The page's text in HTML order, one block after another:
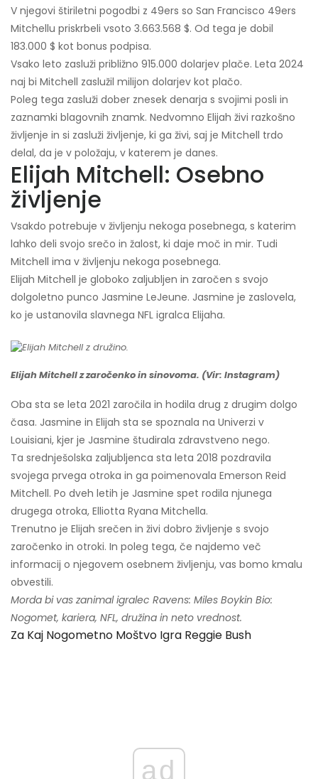
V njegovi štiriletni pogodbi z 49ers so San Francisco 49ers
Mitchellu priskrbeli vsoto 3.663.568 $. Od tega je dobil
183.000 $ kot bonus podpisa.
Vsako leto zasluži približno 915.000 dolarjev plače. Leta 2024
naj bi Mitchell zaslužil milijon dolarjev kot plačo.
Poleg tega zasluži dober znesek denarja s svojimi posli in
zaznamki blagovnih znamk. Nedvomno Elijah živi razkošno
življenje in si zasluži življenje, ki ga živi, ​​saj je Mitchell trdo
delal, da je v položaju, v katerem je danes.
Elijah Mitchell: Osebno
življenje
Vsakdo potrebuje v življenju nekoga posebnega, s katerim
lahko deli svojo srečo in žalost, ki daje moč in mir. Tudi
Mitchell ima v življenju nekoga posebnega.
Elijah Mitchell je globoko zaljubljen in zaročen s svojo
dolgoletno punco Jasmine LeJeune. Jasmine je zaslovela,
ko je ustanovila slavnega NFL igralca Elijaha.
Elijah Mitchell z zaročenko in sinovoma. (Vir: Instagram)
Oba sta se leta 2021 zaročila in hodila drug z drugim dolgo
časa. Jasmine in Elijah sta se spoznala na Univerzi v
Louisiani, kjer je Jasmine študirala zdravstveno nego.
Ta srednješolska zaljubljenca sta leta 2018 pozdravila
svojega prvega otroka in ga poimenovala Emerson Reid
Mitchell. Po dveh letih je Jasmine spet rodila njunega
drugega otroka, Elliotta Ryana Mitchella.
Trenutno je Elijah srečen in živi dobro življenje s svojo
zaročenko in otroki. In poleg tega, če najdemo več
informacij o njegovem osebnem življenju, vas bomo kmalu
obvestili.
Morda bi vas zanimal igralec Ravens: Miles Boykin Bio:
Nogomet, kariera, NFL, družina in neto vrednost.
Za Kaj Nogometno Moštvo Igra Reggie Bush
ad